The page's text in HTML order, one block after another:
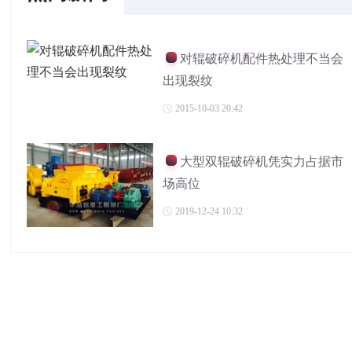
对辊破碎机配件热处理不当会
出现裂纹
2015-10-03 20:42
大型双辊破碎机凭实力占据市
场高位
2019-12-24 10:32